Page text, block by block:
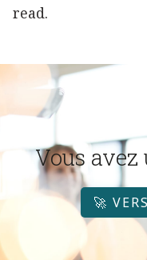
read.
Vous
🚀